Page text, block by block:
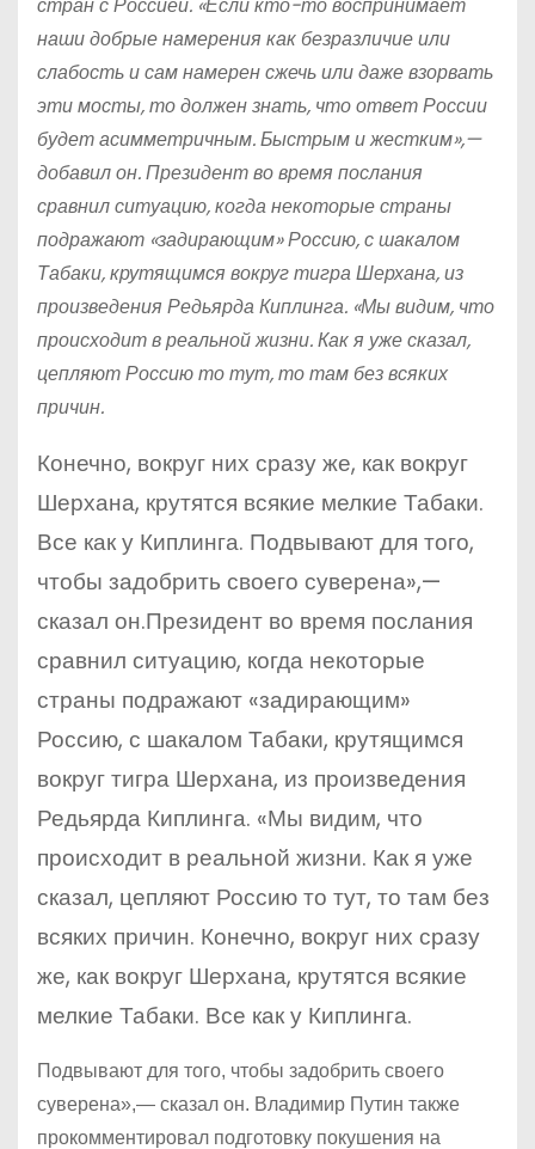
наши добрые намерения как безразличие или
слабость и сам намерен сжечь или даже взорвать
эти мосты, то должен знать, что ответ России
будет асимметричным. Быстрым и жестким»,—
добавил он. Президент во время послания
сравнил ситуацию, когда некоторые страны
подражают «задирающим» Россию, с шакалом
Табаки, крутящимся вокруг тигра Шерхана, из
произведения Редьярда Киплинга. «Мы видим, что
происходит в реальной жизни. Как я уже сказал,
цепляют Россию то тут, то там без всяких
причин.
Конечно, вокруг них сразу же, как вокруг
Шерхана, крутятся всякие мелкие Табаки.
Все как у Киплинга. Подвывают для того,
чтобы задобрить своего суверена»,—
сказал он.Президент во время послания
сравнил ситуацию, когда некоторые
страны подражают «задирающим»
Россию, с шакалом Табаки, крутящимся
вокруг тигра Шерхана, из произведения
Редьярда Киплинга. «Мы видим, что
происходит в реальной жизни. Как я уже
сказал, цепляют Россию то тут, то там без
всяких причин. Конечно, вокруг них сразу
же, как вокруг Шерхана, крутятся всякие
мелкие Табаки. Все как у Киплинга.
Подвывают для того, чтобы задобрить своего
суверена»,— сказал он. Владимир Путин также
прокомментировал подготовку покушения на